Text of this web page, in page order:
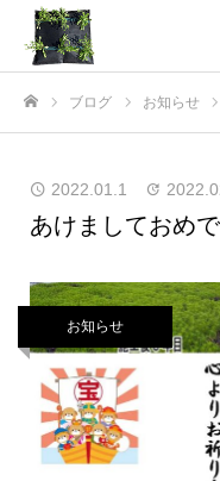
ブログ お知らせ
2022.01.1
あけましておめ
お知らせ